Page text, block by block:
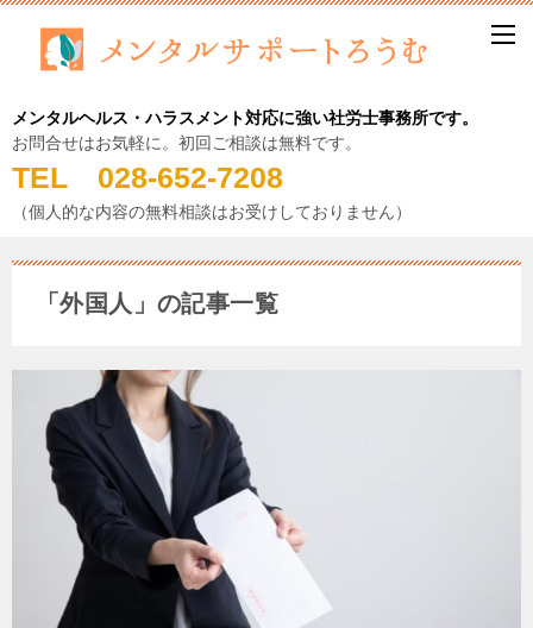
メンタルヘルス・ハラスメント対応に強い社労士事務所です。
お問合せはお気軽に。初回ご相談は無料です。
TEL 028-652-7208
（個人的な内容の無料相談はお受けしておりません）
「外国人」の記事一覧